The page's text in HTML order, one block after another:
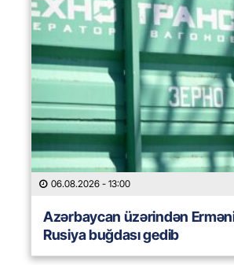
06.08.2026 - 13:00
Azərbaycan üzərindən
Rusiya buğdası gedib